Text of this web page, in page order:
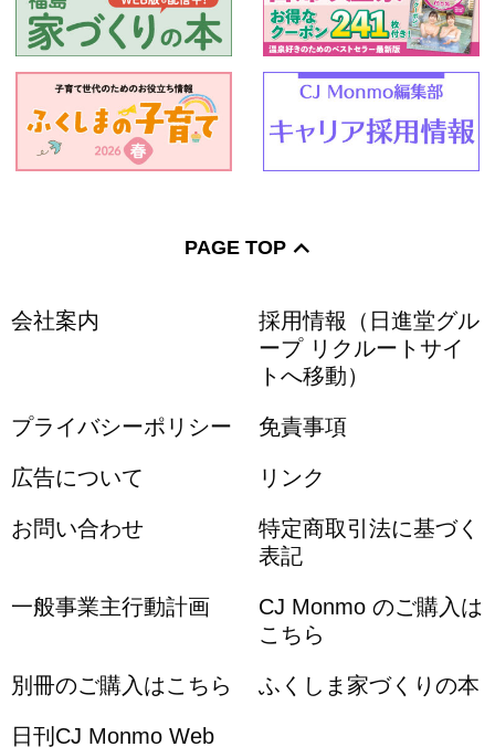
PAGE TOP
会社案内
採用情報（日進堂グル
ープ リクルートサイ
トへ移動）
プライバシーポリシー 免責事項
広告について リンク
お問い合わせ
特定商取引法に基づく
表記
一般事業主行動計画
CJ Monmo のご購入は
こちら
別冊のご購入はこちら ふくしま家づくりの本
日刊CJ Monmo Web